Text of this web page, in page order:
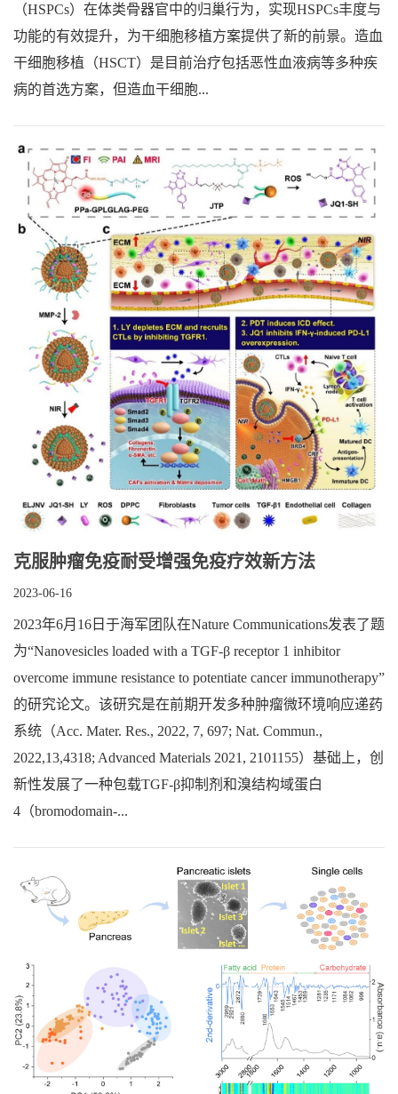
（HSPCs）在体类骨器官中的归巢行为，实现HSPCs丰度与
功能的有效提升，为干细胞移植方案提供了新的前景。造血
干细胞移植（HSCT）是目前治疗包括恶性血液病等多种疾
病的首选方案，但造血干细胞...
克服肿瘤免疫耐受增强免疫疗效新方法
2023-06-16
2023年6月16日于海军团队在Nature Communications发表了题
为“Nanovesicles loaded with a TGF-β receptor 1 inhibitor
overcome immune resistance to potentiate cancer immunotherapy”
的研究论文。该研究是在前期开发多种肿瘤微环境响应递药
系统（Acc. Mater. Res., 2022, 7, 697; Nat. Commun.,
2022,13,4318; Advanced Materials 2021, 2101155）基础上，创
新性发展了一种包载TGF-β抑制剂和溴结构域蛋白
4（bromodomain-...